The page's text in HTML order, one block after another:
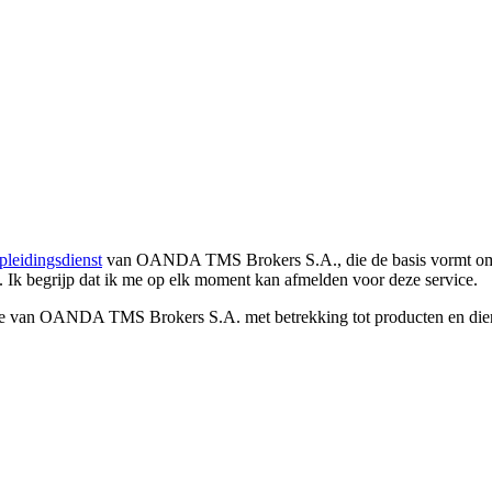
van OANDA TMS Brokers S.A., die de basis vormt
Ik begrijp dat ik me op elk moment kan afmelden voor deze service.
OANDA TMS Brokers S.A. met betrekking tot producten en